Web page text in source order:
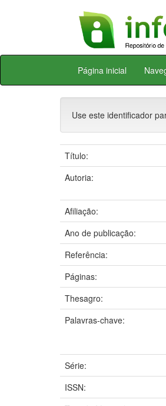
Skip
Página inicial
Use este identificador
Título:
Autoria:
Afiliação:
Ano de publicação:
Referência:
Páginas:
Thesagro:
Palavras-chave:
Série:
ISSN: